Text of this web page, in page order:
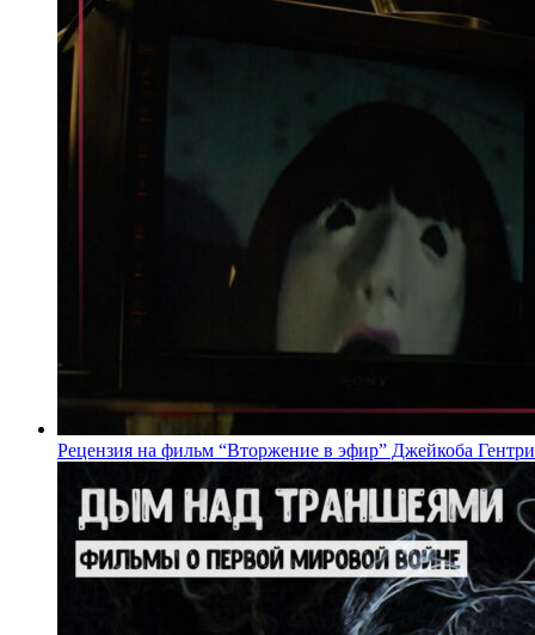
Рецензия на фильм “Вторжение в эфир” Джейкоба Гентри